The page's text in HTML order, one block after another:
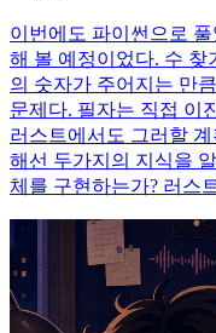
이번에도 파이썬으로
해 볼 예정이었다. 수 찾
의 숫자가 주어지는 만
문제다. 필자는 직접 이
러스트에서도 그러할
해선 두가지의 지식을
체를 구현하는가? 러스